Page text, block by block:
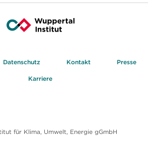
Datenschutz Kontakt Presse
Karriere
für Klima, Umwelt, Energie gGmbH